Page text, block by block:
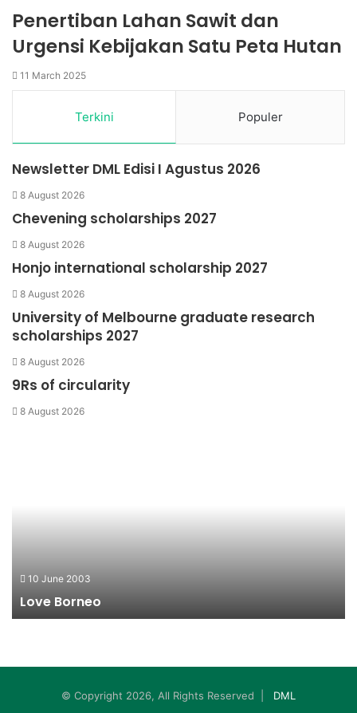
Penertiban Lahan Sawit dan
Urgensi Kebijakan Satu Peta Hutan
11 March 2025
Terkini Populer
Newsletter DML Edisi I Agustus 2026
8 August 2026
Chevening scholarships 2027
8 August 2026
Honjo international scholarship 2027
8 August 2026
University of Melbourne graduate research
scholarships 2027
8 August 2026
9Rs of circularity
8 August 2026
10 June 2003
Love Borneo
© Copyright 2026, All Rights Reserved | DML